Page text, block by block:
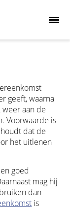
geeft, waarna
aan de
Voorwaarde is
dat de
het uitlenen
goed
mag hij
dan
is